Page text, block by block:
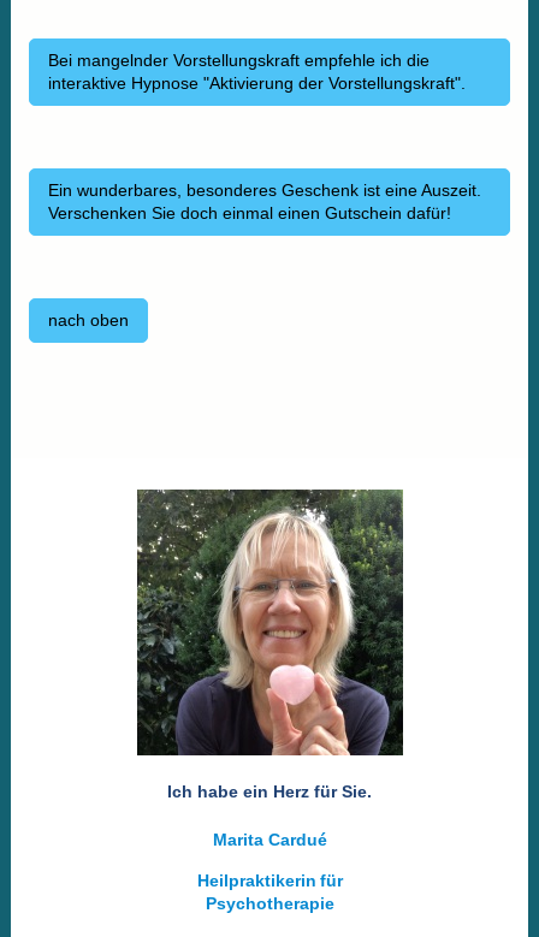
Bei mangelnder Vorstellungskraft empfehle ich die
interaktive Hypnose "Aktivierung der Vorstellungskraft".
Ein wunderbares, besonderes Geschenk ist eine Auszeit.
Verschenken Sie doch einmal einen Gutschein dafür!
nach oben
Ich habe ein Herz für Sie.
Marita Cardué
Heilpraktikerin für
Psychotherapie